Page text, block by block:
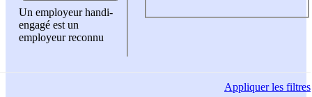
Un employeur handi-
engagé est un
employeur reconnu
Appliquerles filtres